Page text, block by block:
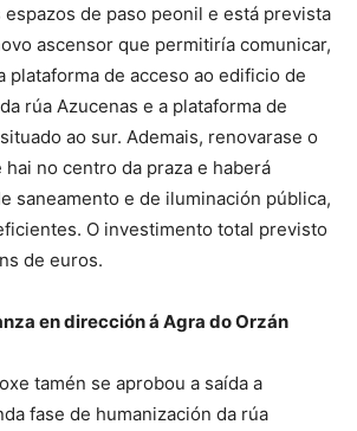
espazos de paso peonil e está prevista
ascensor que permitiría comunicar,
plataforma de acceso ao edificio de
rúa Azucenas e a plataforma de
ao sur. Ademais, renovarase o
no centro da praza e haberá
saneamento e de iluminación pública,
O investimento total previsto
de euros.
en dirección á Agra do Orzán
tamén se aprobou a saída a
fase de humanización da rúa